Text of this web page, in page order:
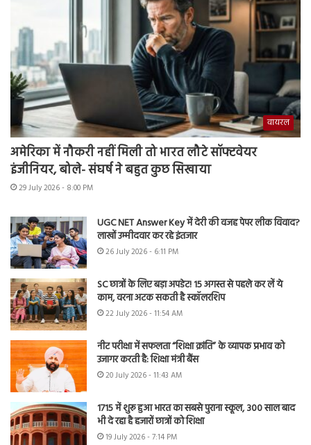
वायरल
अमेरिका में नौकरी नहीं मिली तो भारत लौटे सॉफ्टवेयर
इंजीनियर, बोले- संघर्ष ने बहुत कुछ सिखाया
29 July 2026 - 8:00 PM
UGC NET Answer Key में देरी की वजह पेपर लीक विवाद?
लाखों उम्मीदवार कर रहे इंतजार
26 July 2026 - 6:11 PM
SC छात्रों के लिए बड़ा अपडेट! 15 अगस्त से पहले कर लें ये
काम, वरना अटक सकती है स्कॉलरशिप
22 July 2026 - 11:54 AM
नीट परीक्षा में सफलता “शिक्षा क्रांति” के व्यापक प्रभाव को
उजागर करती है: शिक्षा मंत्री बैंस
20 July 2026 - 11:43 AM
1715 में शुरू हुआ भारत का सबसे पुराना स्कूल, 300 साल बाद
भी दे रहा है हजारों छात्रों को शिक्षा
19 July 2026 - 7:14 PM